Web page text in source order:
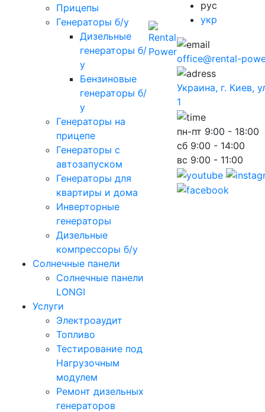
Прицепы
Генераторы б/у
Дизельные
генераторы б/
у
Бензиновые
генераторы б/
у
Генераторы на
прицепе
Генераторы с
автозапуском
Генераторы для
квартиры и дома
Инверторные
генераторы
Дизельные
компрессоры б/у
Солнечные панели
Солнечные панели
LONGI
Услуги
Электроаудит
Топливо
Тестирование под
Нагрузочным
модулем
Ремонт дизельных
генераторов
рус
укр
office@rental-
Украина, г. Киев,
1
пн-пт 9:00 - 18:00
сб 9:00 - 14:00
вс 9:00 - 11:00